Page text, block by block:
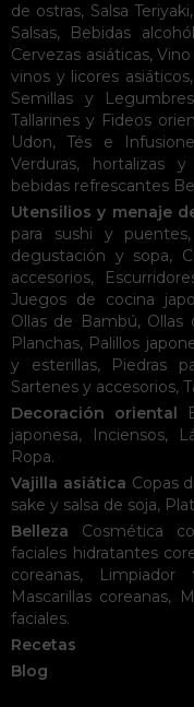
de ostras, Salsa Teriyaki,
Salsas, Bebidas
Cervezas asiáticas,
vinos y licores asiáticos,
Semillas y Legumbres
Tallarines y Fideos
Udon,Tés e
Verduras, hortalizas
bebidas refrescantes
Utensilios y menaje
para sushi y puentes,
degustación y sopa,
accesorios,
Juegos de cocina
Ollas de Bambú, Ollas
Planchas, Palillos
y esterillas, Piedras
Sartenes y accesorios,
Decoración oriental
japonesa, Inciensos,
Ropa.
Vajilla asiática Copas
sake y salsa de soja,
Belleza
Cosmética
faciales hidratantes
coreanas, Limpiador
Mascarillas coreanas,
faciales.
Recetas
Blog